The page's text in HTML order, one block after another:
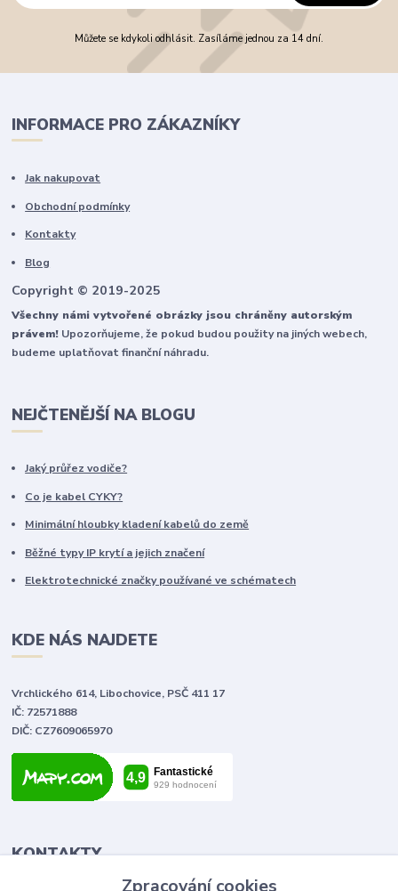
Můžete se kdykoli odhlásit. Zasíláme jednou za 14 dní.
INFORMACE PRO ZÁKAZNÍKY
Jak nakupovat
Obchodní podmínky
Kontakty
Blog
Copyright © 2019-2025
Všechny námi vytvořené obrázky jsou chráněny autorským
právem! Upozorňujeme, že pokud budou použity na jiných webech,
budeme uplatňovat finanční náhradu.
NEJČTENĚJŠÍ NA BLOGU
Jaký průřez vodiče?
Co je kabel CYKY?
Minimální hloubky kladení kabelů do země
Běžné typy IP krytí a jejich značení
Elektrotechnické značky používané ve schématech
KDE NÁS NAJDETE
Vrchlického 614, Libochovice, PSČ 411 17
IČ: 72571888
DIČ: CZ7609065970
KONTAKTY
Zpracování cookies